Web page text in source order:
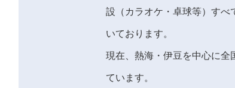
設（カラオケ・卓球等）す
いております。
現在、熱海・伊豆を中心に
ています。